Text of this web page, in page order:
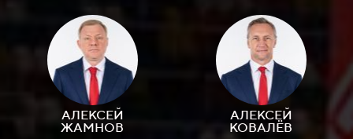
АЛЕКСЕЙ
ЖАМНОВ
АЛЕКСЕЙ
КОВАЛЁВ